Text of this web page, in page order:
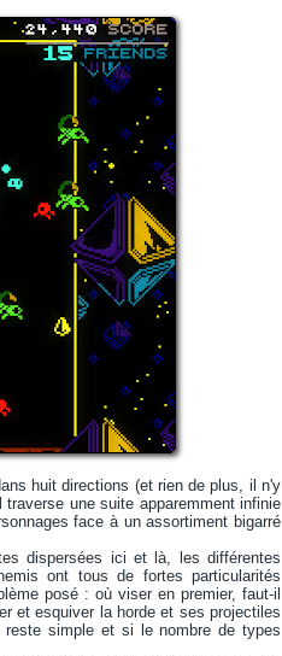
huit directions (et rien de plus, il n'y
une suite apparemment infinie
face à un assortiment bigarré
dispersées ici et là, les différentes
ont tous de fortes particularités
posé : où viser en premier, faut-il
et esquiver la horde et ses projectiles
simple et si le nombre de types